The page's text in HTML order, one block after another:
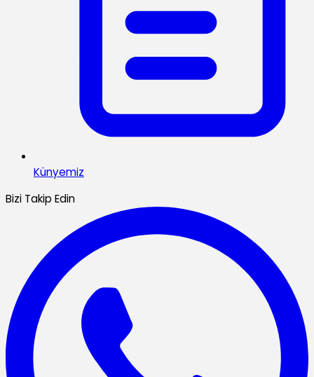
Künyemiz
Bizi Takip Edin